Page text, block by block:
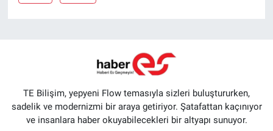
TE Bilişim, yepyeni Flow temasıyla sizleri buluştururken,
sadelik ve modernizmi bir araya getiriyor. Şatafattan kaçınıyor
ve insanlara haber okuyabilecekleri bir altyapı sunuyor.